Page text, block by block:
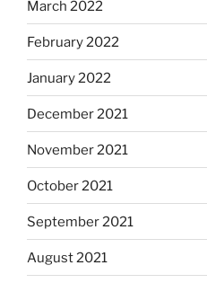
March 2022
February 2022
January 2022
December 2021
November 2021
October 2021
September 2021
August 2021